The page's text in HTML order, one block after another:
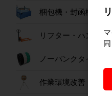
梱包機・封函機
リフター・ハンドパ
ノーパンクタイヤ
作業環境改善